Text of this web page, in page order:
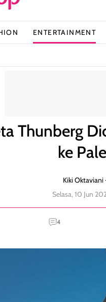
ENTERTAINMENT
Thunberg
ke
Kiki Oktaviani
Selasa, 10 Jun
4